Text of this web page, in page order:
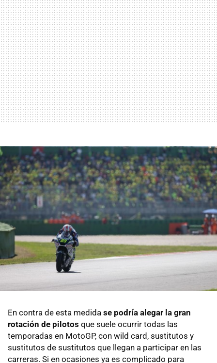
En contra de esta medida se podría alegar la gran
rotación de pilotos que suele ocurrir todas las
temporadas en MotoGP, con wild card, sustitutos y
sustitutos de sustitutos que llegan a participar en las
carreras. Si en ocasiones ya es complicado para